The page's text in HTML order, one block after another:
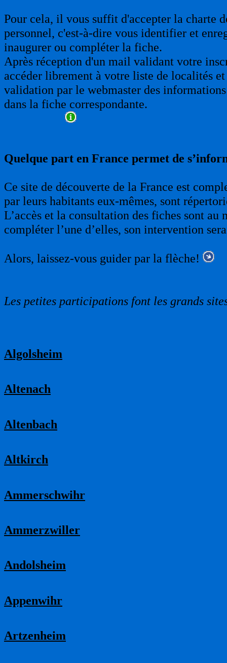
Pour cela, il vous suffit d'accepter la charte
personnel, c'est-à-dire vous identifier et
inaugurer ou compléter la fiche.
Après réception d'un mail validant votre
accéder librement à votre liste de localités
validation par le webmaster des
dans la fiche correspondante.
Quelque part en France permet de
Ce site de découverte de la France est
par leurs habitants eux-mêmes, sont
L’accès et la consultation des fiches sont
compléter l’une d’elles, son intervention
Alors, laissez-vous guider par la flèche!
Les petites participations font les grands
Algolsheim
Altenach
Altenbach
Altkirch
Ammerschwihr
Ammerzwiller
Andolsheim
Appenwihr
Artzenheim